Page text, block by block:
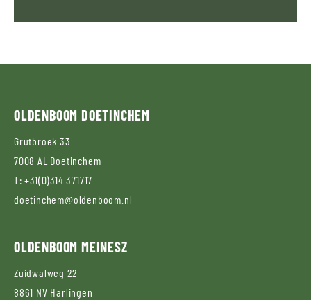
OLDENBOOMDOETINCHEM
Grutbroek 33
7008 AL Doetinchem
T: +31(0)314 371717
doetinchem@oldenboom.nl
OLDENBOOMMEINESZ
Zuidwalweg 22
8861 NV Harlingen